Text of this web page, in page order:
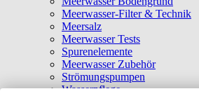
Meerwasser-Filter & Technik
Meersalz
Meerwasser Tests
Spurenelemente
Meerwasser Zubehör
Strömungspumpen
Wasserpflege